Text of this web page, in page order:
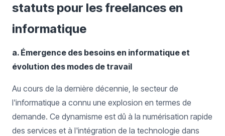
statuts pour les freelances en
informatique
a. Émergence des besoins en informatique et
évolution des modes de travail
Au cours de la dernière décennie, le secteur de
l'informatique a connu une explosion en termes de
demande. Ce dynamisme est dû à la numérisation rapide
des services et à l'intégration de la technologie dans